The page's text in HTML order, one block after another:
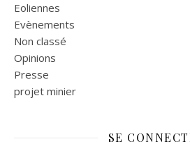
Eoliennes
Evènements
Non classé
Opinions
Presse
projet minier
SE